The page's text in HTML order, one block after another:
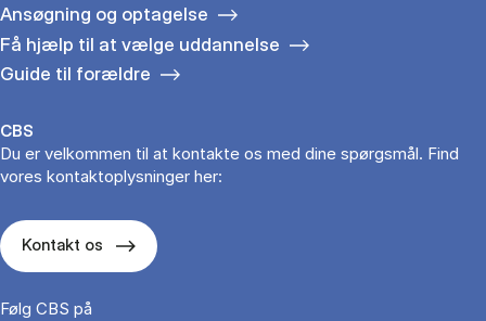
Ansøgning og optagelse
Få hjælp til at vælge uddannelse
Guide til forældre
CBS
Du er velkommen til at kontakte os med dine spørgsmål. Find
vores kontaktoplysninger her:
Kontakt os
Følg CBS på